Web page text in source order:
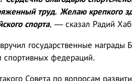
труд. Желаю крепкого
спорта, — сказал Радий
государственные
спортивных федераций.
Совета по вопросам